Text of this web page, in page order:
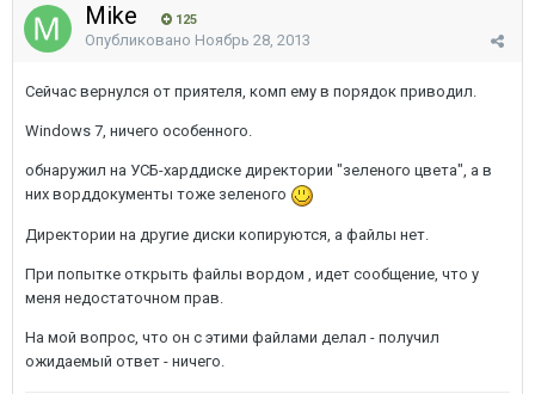
Mike 125
Опубликовано Ноябрь 28, 2013
Сейчас вернулся от приятеля, комп ему в порядок приводил.
Windows 7, ничего особенного.
обнаружил на УСБ-харддиске директории "зеленого цвета", а в
них ворддокументы тоже зеленого
Директории на другие диски копируются, а файлы нет.
При попытке открыть файлы вордом , идет сообщение, что у
меня недостаточном прав.
На мой вопрос, что он с этими файлами делал - получил
ожидаемый ответ - ничего.